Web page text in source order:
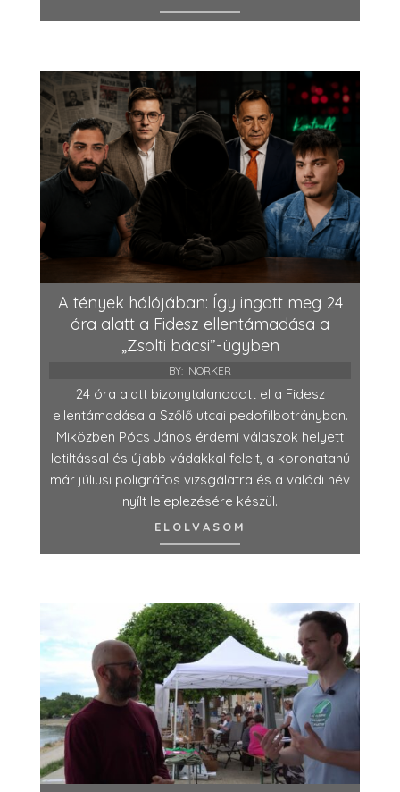
A tények hálójában: Így ingott meg 24
óra alatt a Fidesz ellentámadása a
„Zsolti bácsi”-ügyben
BY: NORKER
24 óra alatt bizonytalanodott el a Fidesz
ellentámadása a Szőlő utcai pedofilbotrányban.
Miközben Pócs János érdemi válaszok helyett
letiltással és újabb vádakkal felelt, a koronatanú
már júliusi poligráfos vizsgálatra és a valódi név
nyílt leleplezésére készül.
ELOLVASOM